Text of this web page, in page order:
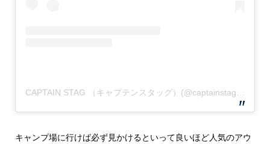
キャンプ場に行けば必ず見かけるといって良いほど人気のアウ